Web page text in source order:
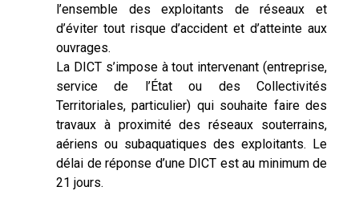
l’ensemble des exploitants de réseaux et
d’éviter tout risque d’accident et d’atteinte aux
ouvrages.
La DICT s’impose à tout intervenant (entreprise,
service de l’État ou des Collectivités
Territoriales, particulier) qui souhaite faire des
travaux à proximité des réseaux souterrains,
aériens ou subaquatiques des exploitants. Le
délai de réponse d’une DICT est au minimum de
21 jours.